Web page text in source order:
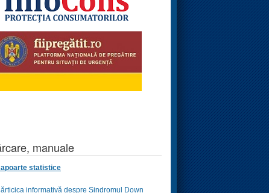
manuale
statistice
informativă despre Sindromul Down